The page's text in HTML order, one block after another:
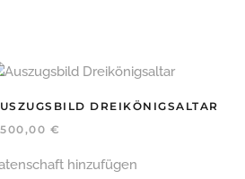
DREIKÖNIGSALTAR
€
hinzufügen